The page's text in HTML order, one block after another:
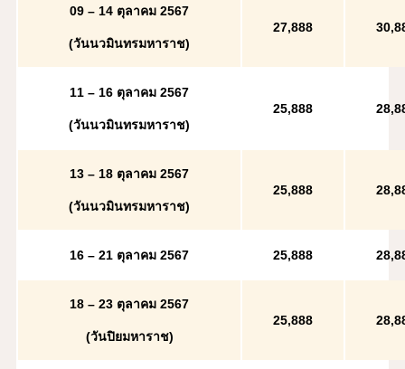
09 – 14 ตุลาคม 2567
(วันนวมินทรมหาราช)
27,888
11 – 16 ตุลาคม 2567
(วันนวมินทรมหาราช)
25,888
13 – 18 ตุลาคม 2567
(วันนวมินทรมหาราช)
25,888
16 – 21 ตุลาคม 2567 25,888
18 – 23 ตุลาคม 2567
(วันปิยมหาราช)
25,888